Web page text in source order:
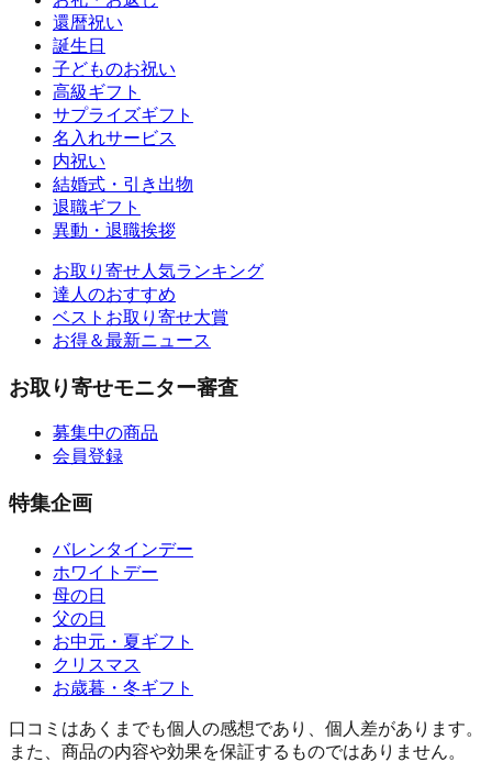
還暦祝い
誕生日
子どものお祝い
高級ギフト
サプライズギフト
名入れサービス
内祝い
結婚式・引き出物
退職ギフト
異動・退職挨拶
お取り寄せ人気ランキング
達人のおすすめ
ベストお取り寄せ大賞
お得＆最新ニュース
お取り寄せモニター審査
募集中の商品
会員登録
特集企画
バレンタインデー
ホワイトデー
母の日
父の日
お中元・夏ギフト
クリスマス
お歳暮・冬ギフト
口コミはあくまでも個人の感想であり、個人差があります。
また、商品の内容や効果を保証するものではありません。